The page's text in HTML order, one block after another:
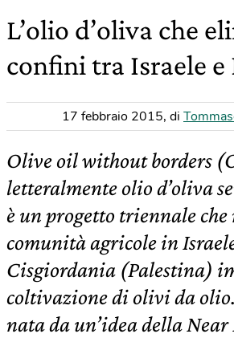
L’olio d’oliva che
confini tra Israele e
17 febbraio 2015, di
Olive oil without borders
letteralmente olio d’oliva
è un progetto triennale
comunità agricole in
Cisgiordania (Palestina)
coltivazione di olivi da
nata da un’idea della Near